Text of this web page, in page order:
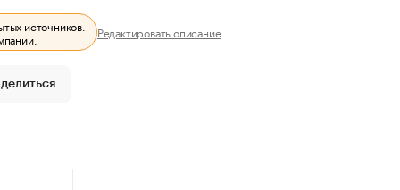
источников. Редактировать описание